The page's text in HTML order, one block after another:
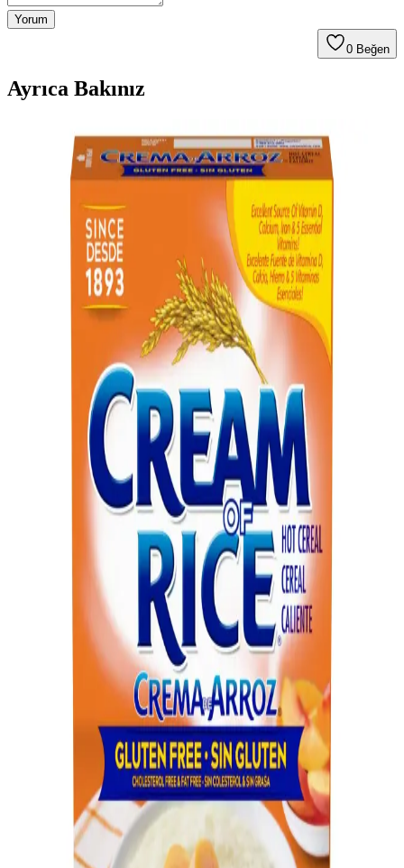
Yorum
0 Beğen
Ayrıca Bakınız
Magic Meat Tarifi: Mantar Çorbası ve Köfte ile
Geleneksel Amerikan Aile Yemeği
Magic Meat, mantar çorbası, köfte ve pirinçten oluşan, Amerika'nın
orta batı ve kuzeydoğusunda popüler olan geleneksel bir aile
yemeğidir. Ekonomik ve kolay hazırlanabilir yapısıyla konfor sunar.
Pirinç ve Fasulye: Ekonomik, Besleyici ve Çok
Yönlü Yemek Hazırlama Yöntemleri
Pirinç ve fasulye, yüksek protein ve lif içeriğiyle ekonomik ve
besleyici bir yemek sunar. Farklı kültürlerde çeşitlendirilerek pratik
ve doyurucu öğünler hazırlanabilir.
Limon Biberli Tereyağlı Balık ve Köri Soslu Pirinç
Tarifinin Detaylı Hazırlık Rehberi
Bu tarif, limon biberli tereyağlı balık ve köri soslu pirinçle dengeli
baharat kullanımı ve basınçlı tencereyle pratik pişirme sunar.
Lezzetli ve besleyici bir yemek seçeneği oluşturur.
Pişmiş ve Pişmiş Olmayan Pirinçlerin Kalori İçeriği
ve Beslenme İpuçları
Pirinç, farklı pişirme şekilleriyle kalori içeriği değişen temel besindir.
Pişmiş ve pişmiş olmayan pirinçlerin kalori farklarını öğrenerek
sağlıklı beslenmenize katkı sağlayın.
Osmancık Pirinci Markaları ve Kalite
Değerlendirmeleri Hakkında Kapsamlı Bilgi
Türkiye'nin favori pirinç türü Osmancık'ın markaları ve kalite
kriterleri hakkında detaylı bilgiler, tüketici tercihleri ve doğru seçim
için ipuçları içerir.
Derviş Pirinci Nedir ve Pişirme Teknikleriyle Lezzetli
Yemekler Hazırlama
Derviş pirinci, uzun taneli ve yapışkan olmayan yapısıyla öne çıkar.
Pişirme teknikleri ve kullanım alanlarıyla lezzetli yemekler
hazırlamanıza yardımcı olur.